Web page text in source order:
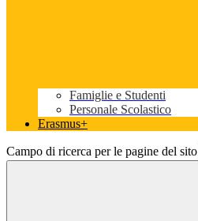
Famiglie e Studenti
Personale Scolastico
Erasmus+
Campo di ricerca per le pagine del sito